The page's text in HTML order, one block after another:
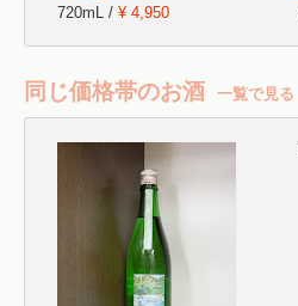
720mL / ¥ 4,950
同じ価格帯のお酒 一覧で見る